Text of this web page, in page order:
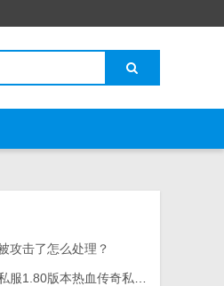
攻击了怎么处理？
版本热血传奇私服附攻略